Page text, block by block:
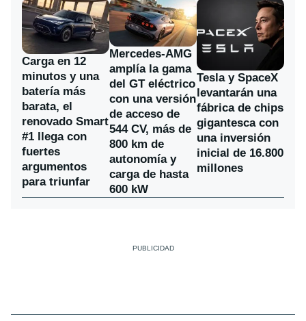
Carga en 12
minutos y una
batería más
barata, el
renovado Smart
#1 llega con
fuertes
argumentos
para triunfar
Mercedes-AMG
amplía la gama
del GT eléctrico
con una versión
de acceso de
544 CV, más de
800 km de
autonomía y
carga de hasta
600 kW
Tesla y SpaceX
levantarán una
fábrica de chips
gigantesca con
una inversión
inicial de 16.800
millones